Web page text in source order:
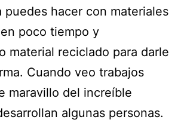
puedes hacer con materiales
poco tiempo y
material reciclado para darle
Cuando veo trabajos
maravillo del increíble
algunas personas.